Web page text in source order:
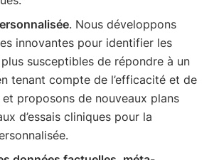
. Nous développons
innovantes pour identifier les
susceptibles de répondre à un
tenant compte de l’efficacité et de
proposons de nouveaux plans
d’essais cliniques pour la